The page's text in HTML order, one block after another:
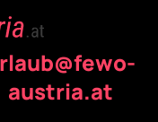
austria.at